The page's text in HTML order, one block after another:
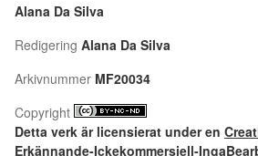
Alana Da Silva
Redigering Alana Da Silva
Arkivnummer MF20034
Copyright
Detta verk är licensierat under en
Erkännande-Ickekommersiell-